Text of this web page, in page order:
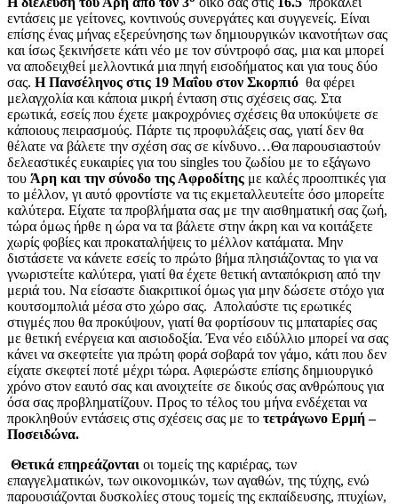
εντάσεις με γείτονες, κοντινούς συνεργάτες και συγγενείς. Είναι
επίσης ένας μήνας εξερεύνησης των δημιουργικών ικανοτήτων σας
και ίσως ξεκινήσετε κάτι νέο με τον σύντροφό σας, μια και μπορεί
να αποδειχθεί μελλοντικά μια πηγή εισοδήματος και για τους δύο
σας. Η Πανσέληνος στις 19 Μαΐου στον Σκορπιό θα φέρει
μελαγχολία και κάποια μικρή ένταση στις σχέσεις σας. Στα
ερωτικά, εσείς που έχετε μακροχρόνιες σχέσεις θα υποκύψετε σε
κάποιους πειρασμούς. Πάρτε τις προφυλάξεις σας, γιατί δεν θα
θέλατε να βάλετε την σχέση σας σε κίνδυνο…Θα παρουσιαστούν
δελεαστικές ευκαιρίες για του singles του ζωδίου με το εξάγωνο
του Άρη και την σύνοδο της Αφροδίτης με καλές προοπτικές για
το μέλλον, γι αυτό φροντίστε να τις εκμεταλλευτείτε όσο μπορείτε
καλύτερα. Είχατε τα προβλήματα σας με την αισθηματική σας ζωή,
τώρα όμως ήρθε η ώρα να τα βάλετε στην άκρη και να κοιτάξετε
χωρίς φοβίες και προκαταλήψεις το μέλλον κατάματα. Μην
διστάσετε να κάνετε εσείς το πρώτο βήμα πλησιάζοντας το για να
γνωριστείτε καλύτερα, γιατί θα έχετε θετική ανταπόκριση από την
μεριά του. Να είσαστε διακριτικοί όμως για μην δώσετε στόχο για
κουτσομπολιά μέσα στο χώρο σας. Απολαύστε τις ερωτικές
στιγμές που θα προκύψουν, γιατί θα φορτίσουν τις μπαταρίες σας
με θετική ενέργεια και αισιοδοξία. Ένα νέο ειδύλλιο μπορεί να σας
κάνει να σκεφτείτε για πρώτη φορά σοβαρά τον γάμο, κάτι που δεν
είχατε σκεφτεί ποτέ μέχρι τώρα. Αφιερώστε επίσης δημιουργικό
χρόνο στον εαυτό σας και ανοιχτείτε σε δικούς σας ανθρώπους για
όσα σας προβληματίζουν. Προς το τέλος του μήνα ενδέχεται να
προκληθούν εντάσεις στις σχέσεις σας με το τετράγωνο Ερμή –
Ποσειδώνα.
Θετικά επηρεάζονται οι τομείς της καριέρας, των
επαγγελματικών, των οικονομικών, των αγαθών, της τύχης, ενώ
παρουσιάζονται δυσκολίες στους τομείς της εκπαίδευσης, πτυχίων,